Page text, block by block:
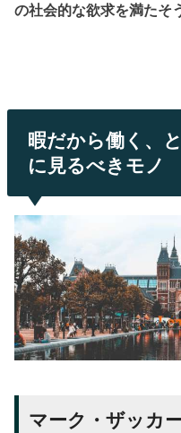
の社会的な欲求を満たそ
暇だから働く、
に見るべきモノ
マーク・ザッカ